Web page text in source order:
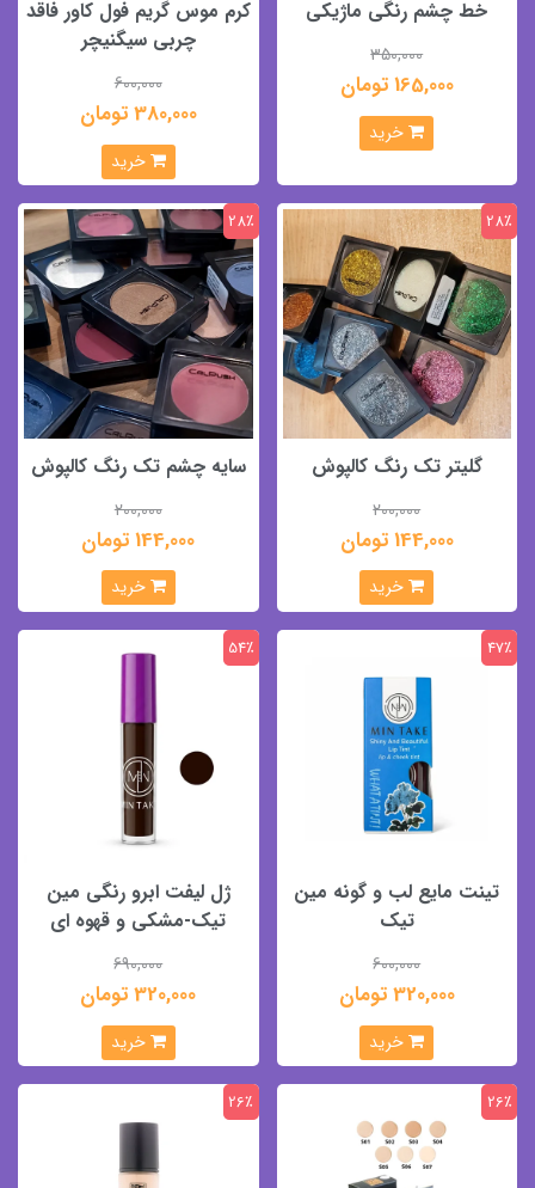
خط چشم رنگی ماژیکی
350,000
165,000 تومان
خرید
کرم موس گریم فول کاور فاقد
چربی سیگنیچر
600,000
380,000 تومان
خرید
گلیتر تک رنگ کالپوش
200,000
144,000 تومان
28٪
خرید
سایه چشم تک رنگ کالپوش
200,000
144,000 تومان
28٪
خرید
تینت مایع لب و گونه مین
تیک
600,000
320,000 تومان
47٪
خرید
ژل لیفت ابرو رنگی مین
تیک-مشکی و قهوه ای
690,000
320,000 تومان
54٪
خرید
26٪ 26٪